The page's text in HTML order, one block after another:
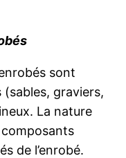
sont
graviers,
La nature
de l’enrobé.